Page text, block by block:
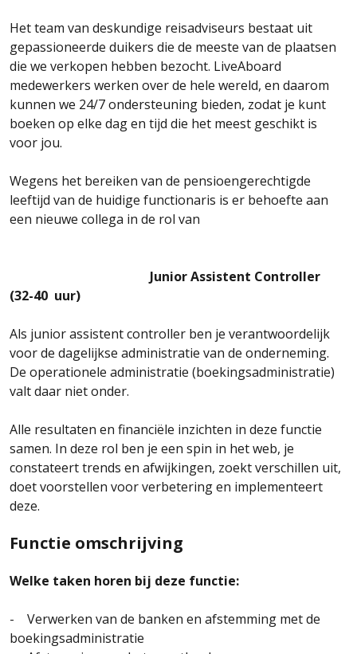
Het team van deskundige reisadviseurs bestaat uit
gepassioneerde duikers die de meeste van de plaatsen
die we verkopen hebben bezocht. LiveAboard
medewerkers werken over de hele wereld, en daarom
kunnen we 24/7 ondersteuning bieden, zodat je kunt
boeken op elke dag en tijd die het meest geschikt is
voor jou.
Wegens het bereiken van de pensioengerechtigde
leeftijd van de huidige functionaris is er behoefte aan
een nieuwe collega in de rol van
Junior Assistent Controller
(32-40 uur)
Als junior assistent controller ben je verantwoordelijk
voor de dagelijkse administratie van de onderneming.
De operationele administratie (boekingsadministratie)
valt daar niet onder.
Alle resultaten en financiële inzichten in deze functie
samen. In deze rol ben je een spin in het web, je
constateert trends en afwijkingen, zoekt verschillen uit,
doet voorstellen voor verbetering en implementeert
deze.
Functie omschrijving
Welke taken horen bij deze functie:
- Verwerken van de banken en afstemming met de
boekingsadministratie